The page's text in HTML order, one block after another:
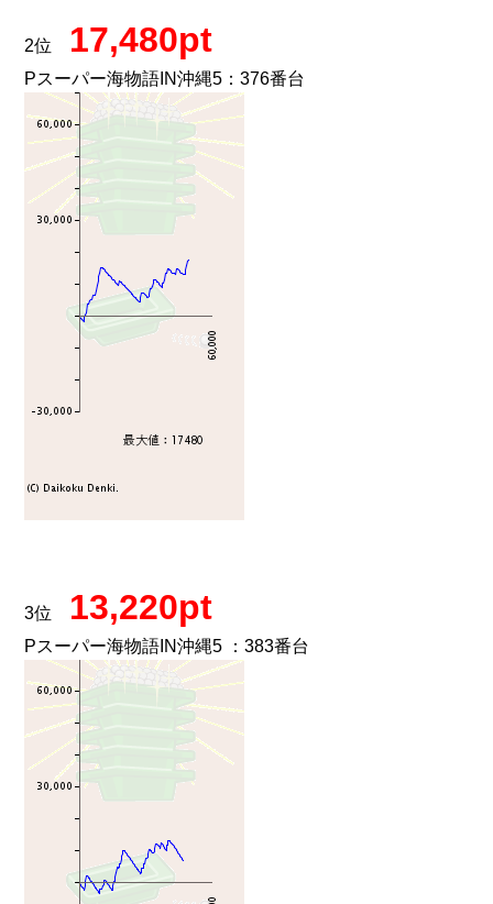
2位 17,480pt
Pスーパー海物語IN沖縄5：376番台
3位 13,220pt
Pスーパー海物語IN沖縄5 ：383番台